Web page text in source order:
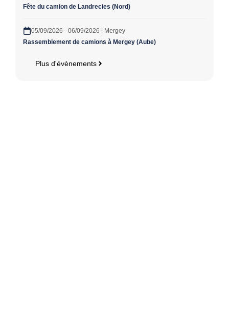
Fête du camion de Landrecies (Nord)
05/09/2026 - 06/09/2026 | Mergey
Rassemblement de camions à Mergey (Aube)
Plus d'évènements